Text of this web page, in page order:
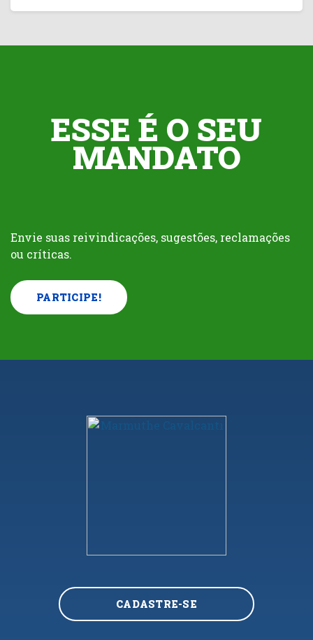
ESSE É O SEU
MANDATO
Envie suas reivindicações, sugestões, reclamações
ou críticas.
PARTICIPE!
CADASTRE-SE